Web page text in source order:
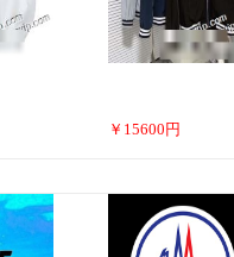
￥ 15600 円